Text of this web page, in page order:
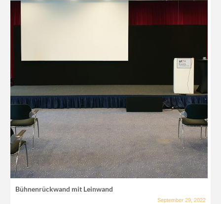
Bühnenrückwand mit Leinwand
September 29, 2022